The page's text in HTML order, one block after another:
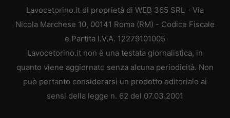
Lavocetorino.it di proprietà di WEB 365 SRL - Via
Nicola Marchese 10, 00141 Roma (RM) - Codice Fiscale
e Partita I.V.A. 12279101005
Lavocetorino.it non è una testata giornalistica, in
quanto viene aggiornato senza alcuna periodicità. Non
può pertanto considerarsi un prodotto editoriale ai
sensi della legge n. 62 del 07.03.2001